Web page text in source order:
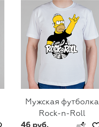
Мужская футболка
Rock-n-Roll
46 руб.